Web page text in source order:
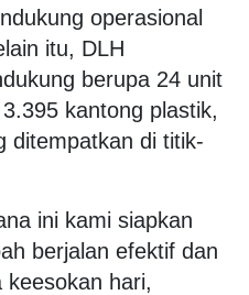
operasional
itu, DLH
berupa 24 unit
kantong plastik,
ditempatkan di titik-
ini kami siapkan
berjalan efektif dan
keesokan hari,